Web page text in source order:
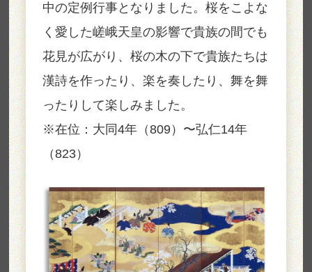
中の定例行事となりました。桜をこよな
く愛した嵯峨天皇の影響で貴族の間でも
花見が広がり、桜の木の下で貴族たちは
漢詩を作ったり、楽を奏したり、舞を舞
ったりして楽しみました。
※在位：大同4年（809）〜弘仁14年
（823）